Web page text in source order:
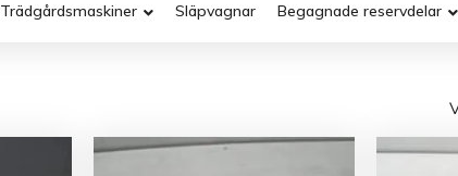
Trädgårdsmaskiner Släpvagnar Begagnade reservdelar